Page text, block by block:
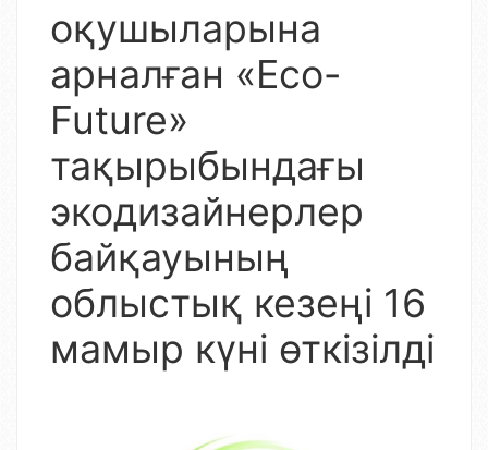
оқушыларына
арналған «Eco-
Future»
тақырыбындағы
экодизайнерлер
байқауының
облыстық кезеңі 16
мамыр күні өткізілді